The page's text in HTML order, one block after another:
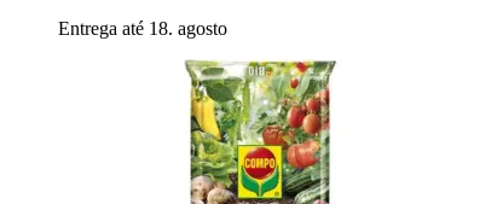
Entrega até 18. agosto